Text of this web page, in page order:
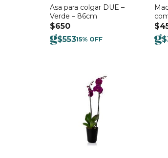
Asa para colgar DUE –
Verde – 86cm
$650
$55315% OFF
$
$